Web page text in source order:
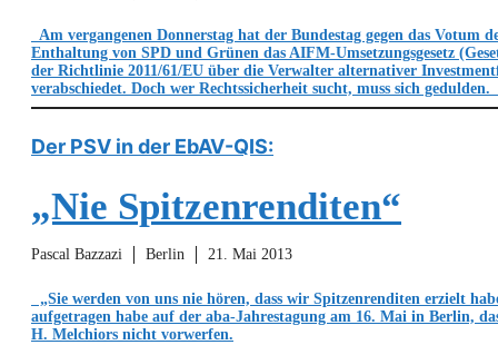
Am vergangenen Donnerstag hat der Bundestag gegen das Votum
Enthaltung von SPD und Grünen das AIFM-Umsetzungsgesetz
der Richtlinie 2011/61/EU über die Verwalter alternativer
verabschiedet. Doch wer Rechtssicherheit sucht, muss sich gedulden.
Der PSV in der EbAV-QIS:
„Nie Spitzenrenditen“
Pascal Bazzazi Berlin 21. Mai 2013
„Sie werden von uns nie hören, dass wir Spitzenrenditen erzielt
aufgetragen habe auf der aba-Jahrestagung am 16. Mai in Berlin,
H. Melchiors nicht vorwerfen.